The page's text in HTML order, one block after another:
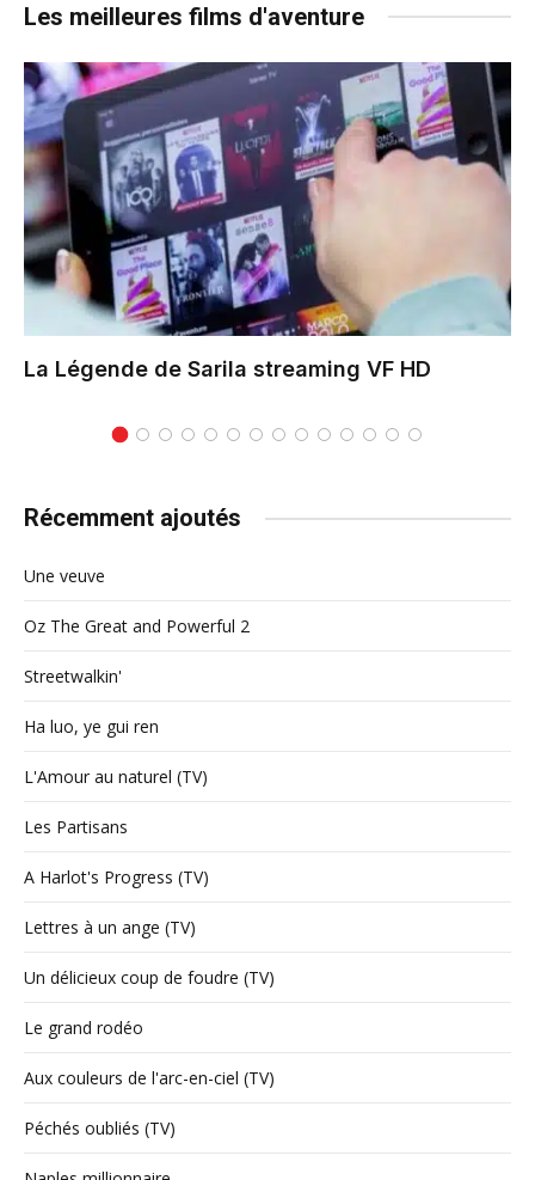
Les meilleures films d'aventure
La Légende de Sarila streaming VF HD
Récemment ajoutés
Une veuve
Oz The Great and Powerful 2
Streetwalkin'
Ha luo, ye gui ren
L'Amour au naturel (TV)
Les Partisans
A Harlot's Progress (TV)
Lettres à un ange (TV)
Un délicieux coup de foudre (TV)
Le grand rodéo
Aux couleurs de l'arc-en-ciel (TV)
Péchés oubliés (TV)